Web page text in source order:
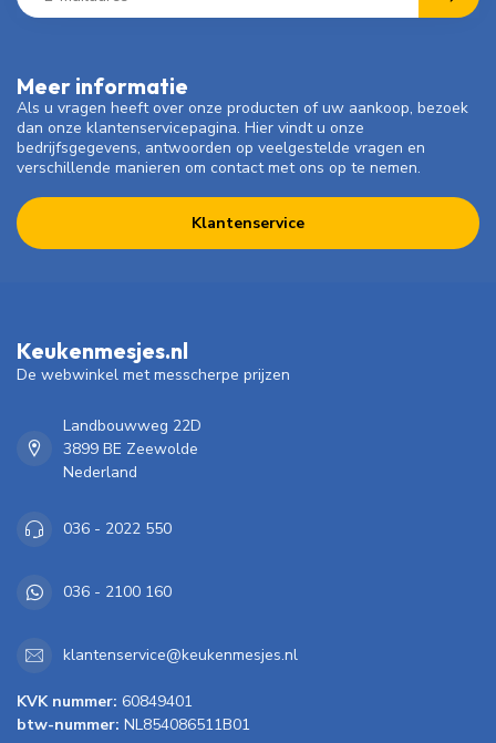
Meer informatie
Als u vragen heeft over onze producten of uw aankoop, bezoek
dan onze klantenservicepagina. Hier vindt u onze
bedrijfsgegevens, antwoorden op veelgestelde vragen en
verschillende manieren om contact met ons op te nemen.
Klantenservice
Keukenmesjes.nl
De webwinkel met messcherpe prijzen
Landbouwweg 22D
3899 BE Zeewolde
Nederland
036 - 2022 550
036 - 2100 160
klantenservice@keukenmesjes.nl
KVK nummer: 60849401
btw-nummer: NL854086511B01